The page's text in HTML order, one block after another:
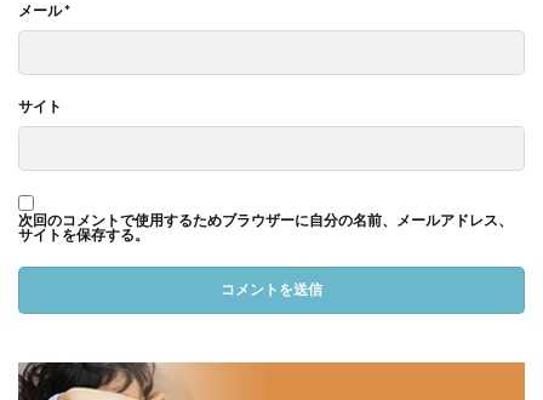
メール*
サイト
次回のコメントで使用するためブラウザーに自分の名前、メールアドレス、
サイトを保存する。